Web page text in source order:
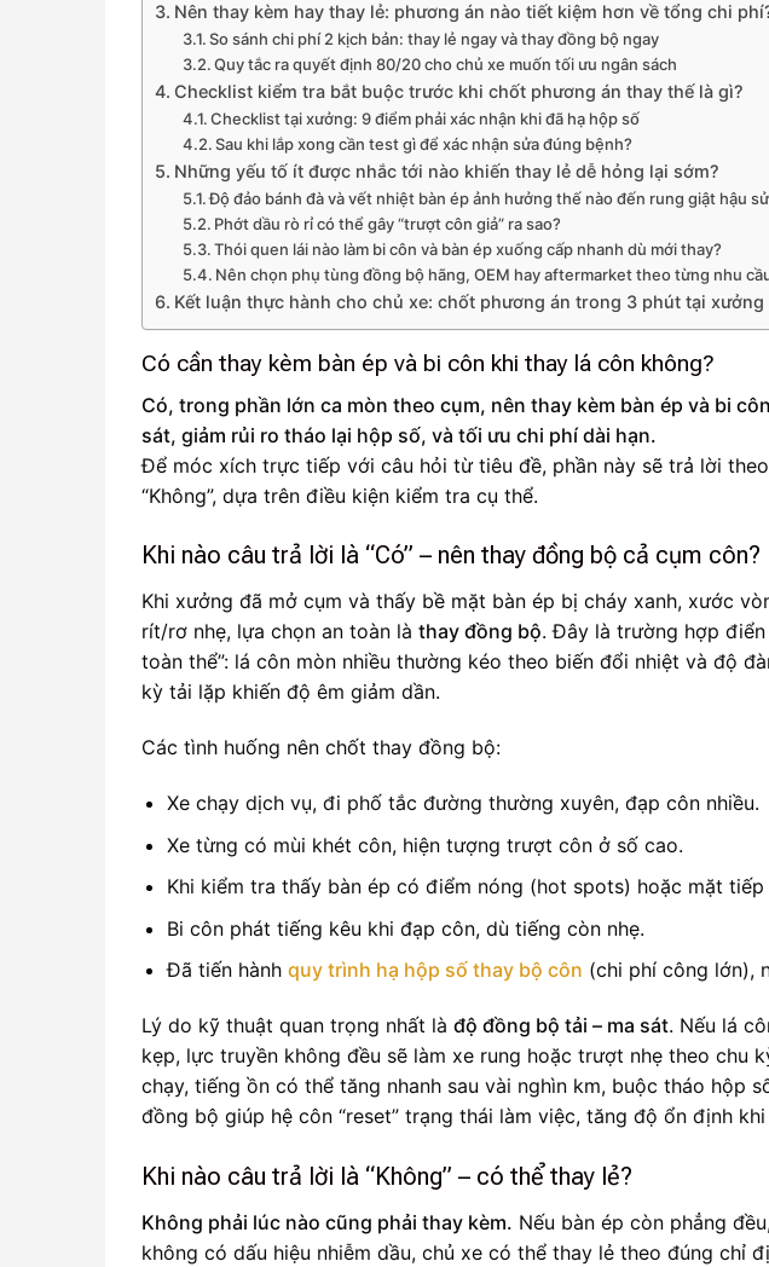
Nên thay kèm hay thay lẻ: phương án nào tiết kiệm hơn về tổng chi
So sánh chi phí 2 kịch bản: thay lẻ ngay và thay đồng bộ ngay
Quy tắc ra quyết định 80/20 cho chủ xe muốn tối ưu ngân sách
Checklist kiểm tra bắt buộc trước khi chốt phương án thay thế là gì?
Checklist tại xưởng: 9 điểm phải xác nhận khi đã hạ hộp số
Sau khi lắp xong cần test gì để xác nhận sửa đúng bệnh?
Những yếu tố ít được nhắc tới nào khiến thay lẻ dễ hỏng lại sớm?
Độ đảo bánh đà và vết nhiệt bàn ép ảnh hưởng thế nào đến rung giật hậu
Phớt dầu rò rỉ có thể gây “trượt côn giả” ra sao?
Thói quen lái nào làm bi côn và bàn ép xuống cấp nhanh dù mới thay?
Nên chọn phụ tùng đồng bộ hãng, OEM hay aftermarket theo từng nhu
Kết luận thực hành cho chủ xe: chốt phương án trong 3 phút tại xưởng
Có cần thay kèm bàn ép và bi côn khi thay lá côn không?
Có, trong phần lớn ca mòn theo cụm, nên thay kèm bàn ép và bi
sát, giảm rủi ro tháo lại hộp số, và tối ưu chi phí dài hạn.
Để móc xích trực tiếp với câu hỏi từ tiêu đề, phần này sẽ trả lời theo
“Không”, dựa trên điều kiện kiểm tra cụ thể.
Khi nào câu trả lời là “Có” – nên thay đồng bộ cả cụm côn?
Khi xưởng đã mở cụm và thấy bề mặt bàn ép bị cháy xanh, xước
rít/rơ nhẹ, lựa chọn an toàn là thay đồng bộ. Đây là trường hợp điển
toàn thể”: lá côn mòn nhiều thường kéo theo biến đổi nhiệt và độ
kỳ tải lặp khiến độ êm giảm dần.
Các tình huống nên chốt thay đồng bộ:
Xe chạy dịch vụ, đi phố tắc đường thường xuyên, đạp côn nhiều.
Xe từng có mùi khét côn, hiện tượng trượt côn ở số cao.
Khi kiểm tra thấy bàn ép có điểm nóng (hot spots) hoặc mặt tiếp
Bi côn phát tiếng kêu khi đạp côn, dù tiếng còn nhẹ.
Đã tiến hành quy trình hạ hộp số thay bộ côn (chi phí công lớn),
Lý do kỹ thuật quan trọng nhất là độ đồng bộ tải – ma sát. Nếu lá
kẹp, lực truyền không đều sẽ làm xe rung hoặc trượt nhẹ theo chu
chạy, tiếng ồn có thể tăng nhanh sau vài nghìn km, buộc tháo hộp
đồng bộ giúp hệ côn “reset” trạng thái làm việc, tăng độ ổn định
Khi nào câu trả lời là “Không” – có thể thay lẻ?
Không phải lúc nào cũng phải thay kèm. Nếu bàn ép còn phẳng
không có dấu hiệu nhiễm dầu, chủ xe có thể thay lẻ theo đúng chỉ